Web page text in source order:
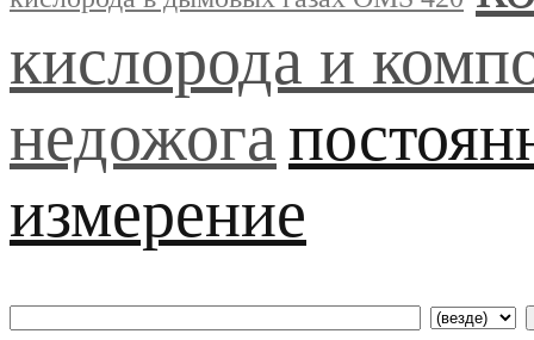
кислорода и
недожога
измерение